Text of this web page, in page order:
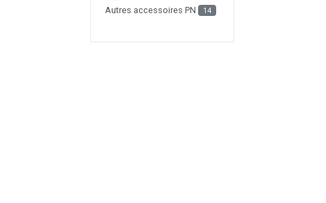
Autres accessoires PN 14